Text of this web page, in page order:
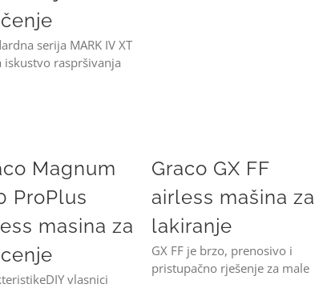
serija MARK IV XT
iskustvo raspršivanja
Magnum
ProPlus
masina za
vlasnici
Graco GX FF
airless mašina za
lakiranje
GX FF je brzo, prenosivo i
pristupačno rješenje za male